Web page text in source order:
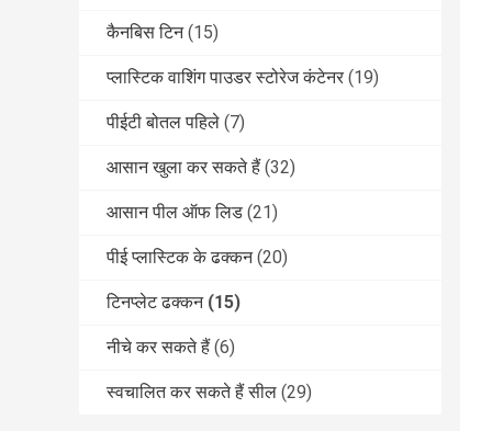
कैनबिस टिन (15)
प्लास्टिक वाशिंग पाउडर स्टोरेज कंटेनर (19)
पीईटी बोतल पहिले (7)
आसान खुला कर सकते हैं (32)
आसान पील ऑफ लिड (21)
पीई प्लास्टिक के ढक्कन (20)
टिनप्लेट ढक्कन (15)
नीचे कर सकते हैं (6)
स्वचालित कर सकते हैं सील (29)